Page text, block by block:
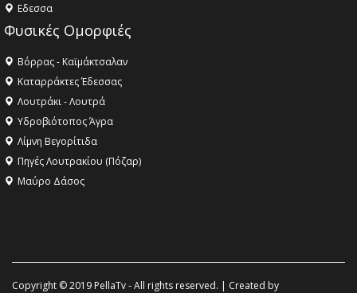
Eδεσσα
Φυσικές Ομορφιές
Βόρρας - Καϊμάκτσαλαν
Καταρράκτες Έδεσσας
Λουτράκι - Λουτρά
Υδροβιότοπος Άγρα
Λίμνη Βεγορίτιδα
Πηγές Λουτρακίου (Πόζαρ)
Μαύρο Δάσος
Copyright © 2019 PellaTv - All rights reserved. | Created by